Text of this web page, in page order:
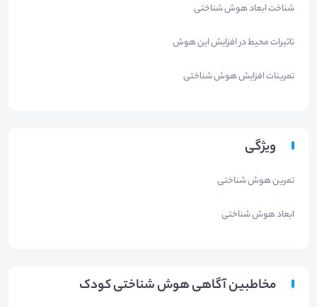
شناخت ابعاد هوش شناختی
تاثیرات محیط در افزایش این هوش
تمرینات افزایش هوش شناختی
ویژگی
تمرین هوش شناختی
ابعاد هوش شناختی
مخاطبین آگاهی هوش شناختی کودک